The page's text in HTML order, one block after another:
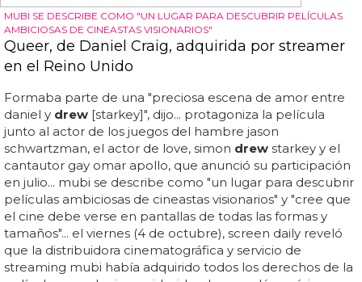
MUY SEXY. GUADAGNINO HA DICHO QUE EN LA PELÍCULA HAY MUCHO
SEXO, ¡ASÍ QUE DEFINITIVAMENTE GANAMOS ESTA!
Esto es todo lo que sabemos sobre 'Queer', la
próxima película sexy de Luca Guadagnino
Está protagonizada por daniel craig ydrewstarkey... el